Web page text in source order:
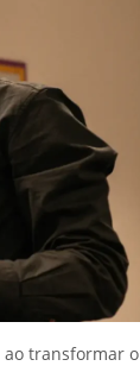
ao transformar o